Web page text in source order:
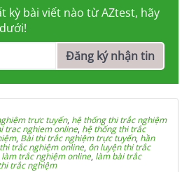
kỳ bài viết nào từ AZtest, hãy
Đăng ký nhận tin
trực tuyến, hệ thống thi trắc nghiệm
trac nghiem online, hệ thống thi trắc
, Bài thi trắc nghiệm trực tuyến, hần
trắc nghiệm online, ôn luyện thi trắc
làm trắc nghiệm online, làm bài trắc
trắc nghiệm